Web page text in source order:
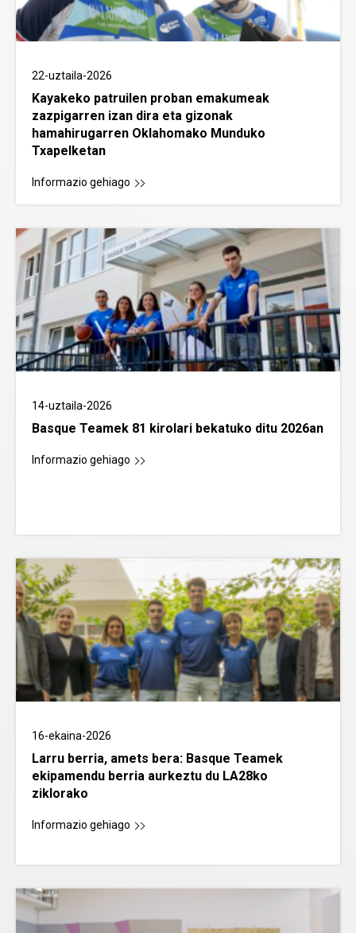
22-uztaila-2026
Kayakeko patruilen proban emakumeak
zazpigarren izan dira eta gizonak
hamahirugarren Oklahomako Munduko
Txapelketan
Informazio gehiago
14-uztaila-2026
Basque Teamek 81 kirolari bekatuko ditu 2026an
Informazio gehiago
16-ekaina-2026
Larru berria, amets bera: Basque Teamek
ekipamendu berria aurkeztu du LA28ko
ziklorako
Informazio gehiago